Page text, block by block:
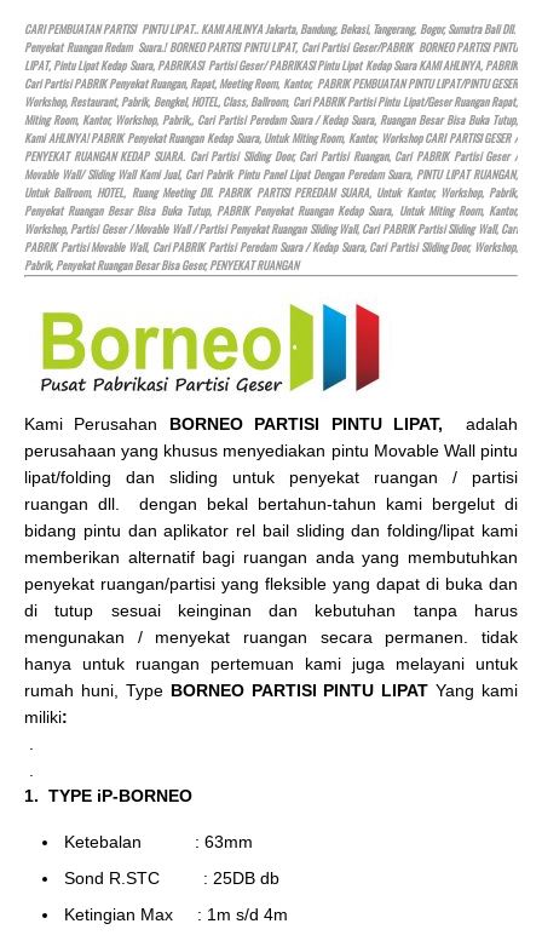
CARI PEMBUATAN PARTISI PINTU LIPAT.. KAMI AHLINYA Jakarta, Bandung, Bekasi, Tangerang, Bogor, Sumatra Bali Dll.
Penyekat Ruangan Redam Suara.! BORNEO PARTISI PINTU LIPAT, Cari Partisi Geser/PABRIK BORNEO PARTISI PINTU
LIPAT, Pintu Lipat Kedap Suara, PABRIKASI Partisi Geser/ PABRIKASI Pintu Lipat Kedap Suara KAMI AHLINYA, PABRIK
Cari Partisi PABRIK Penyekat Ruangan, Rapat, Meeting Room, Kantor, PABRIK PEMBUATAN PINTU LIPAT/PINTU GESER
Workshop, Restaurant, Pabrik, Bengkel,HOTEL, Class, Ballroom, Cari PABRIK Partisi Pintu Lipat/Geser Ruangan Rapat,
Miting Room, Kantor, Workshop, Pabrik,, Cari Partisi Peredam Suara / Kedap Suara, Ruangan Besar Bisa Buka Tutup,
Kami AHLINYA! PABRIK Penyekat Ruangan Kedap Suara, Untuk Miting Room, Kantor, Workshop CARI PARTISI GESER /
PENYEKAT RUANGAN KEDAP SUARA. Cari Partisi Sliding Door, Cari Partisi Ruangan, Cari PABRIK Partisi Geser /
Movable Wall/ Sliding Wall Kami Jual, Cari Pabrik Pintu Panel Lipat Dengan Peredam Suara, PINTU LIPAT RUANGAN,
Untuk Ballroom,HOTEL, Ruang Meeting Dll. PABRIK PARTISI PEREDAM SUARA, Untuk Kantor, Workshop, Pabrik,
Penyekat Ruangan Besar Bisa Buka Tutup, PABRIK Penyekat Ruangan Kedap Suara, Untuk Miting Room, Kantor,
Workshop, Partisi Geser / Movable Wall / Partisi Penyekat Ruangan Sliding Wall, Cari PABRIK Partisi Sliding Wall, Cari
PABRIK Partisi Movable Wall, Cari PABRIK Partisi Peredam Suara / Kedap Suara, Cari Partisi Sliding Door, Workshop,
Pabrik, Penyekat Ruangan Besar Bisa Geser, PENYEKAT RUANGAN
Kami Perusahan BORNEO PARTISI PINTU LIPAT, adalah
perusahaan yang khusus menyediakan pintu Movable Wall pintu
lipat/folding dan sliding untuk penyekat ruangan / partisi
ruangan dll. dengan bekal bertahun-tahun kami bergelut di
bidang pintu dan aplikator rel bail sliding dan folding/lipat kami
memberikan alternatif bagi ruangan anda yang membutuhkan
penyekat ruangan/partisi yang fleksible yang dapat di buka dan
di tutup sesuai keinginan dan kebutuhan tanpa harus
mengunakan / menyekat ruangan secara permanen. tidak
hanya untuk ruangan pertemuan kami juga melayani untuk
rumah huni, Type BORNEO PARTISI PINTU LIPAT Yang kami
miliki:
1. TYPE iP-BORNEO
Ketebalan : 63mm
Sond R.STC : 25DB db
Ketingian Max : 1m s/d 4m